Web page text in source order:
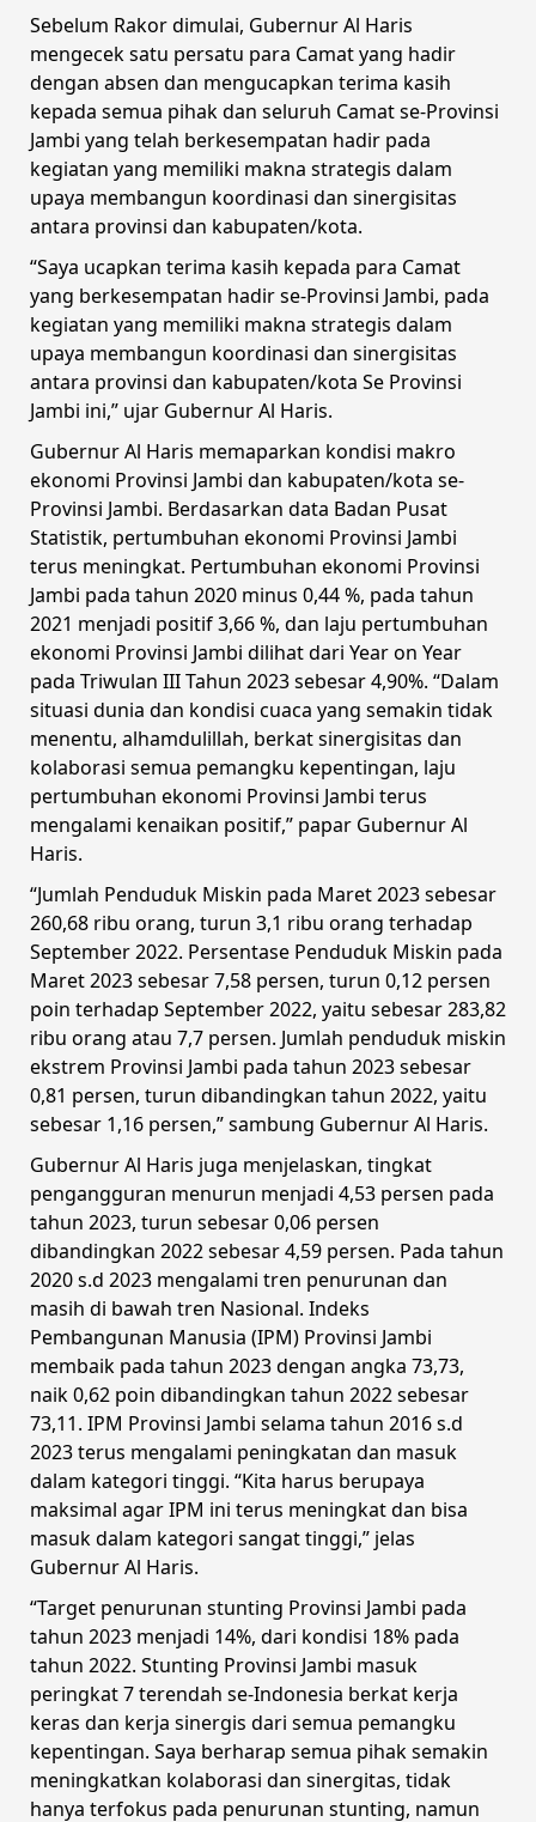
Sebelum Rakor dimulai, Gubernur Al Haris
mengecek satu persatu para Camat yang hadir
dengan absen dan mengucapkan terima kasih
kepada semua pihak dan seluruh Camat se-Provinsi
Jambi yang telah berkesempatan hadir pada
kegiatan yang memiliki makna strategis dalam
upaya membangun koordinasi dan sinergisitas
antara provinsi dan kabupaten/kota.
“Saya ucapkan terima kasih kepada para Camat
yang berkesempatan hadir se-Provinsi Jambi, pada
kegiatan yang memiliki makna strategis dalam
upaya membangun koordinasi dan sinergisitas
antara provinsi dan kabupaten/kota Se Provinsi
Jambi ini,” ujar Gubernur Al Haris.
Gubernur Al Haris memaparkan kondisi makro
ekonomi Provinsi Jambi dan kabupaten/kota se-
Provinsi Jambi. Berdasarkan data Badan Pusat
Statistik, pertumbuhan ekonomi Provinsi Jambi
terus meningkat. Pertumbuhan ekonomi Provinsi
Jambi pada tahun 2020 minus 0,44 %, pada tahun
2021 menjadi positif 3,66 %, dan laju pertumbuhan
ekonomi Provinsi Jambi dilihat dari Year on Year
pada Triwulan III Tahun 2023 sebesar 4,90%. “Dalam
situasi dunia dan kondisi cuaca yang semakin tidak
menentu, alhamdulillah, berkat sinergisitas dan
kolaborasi semua pemangku kepentingan, laju
pertumbuhan ekonomi Provinsi Jambi terus
mengalami kenaikan positif,” papar Gubernur Al
Haris.
“Jumlah Penduduk Miskin pada Maret 2023 sebesar
260,68 ribu orang, turun 3,1 ribu orang terhadap
September 2022. Persentase Penduduk Miskin pada
Maret 2023 sebesar 7,58 persen, turun 0,12 persen
poin terhadap September 2022, yaitu sebesar 283,82
ribu orang atau 7,7 persen. Jumlah penduduk miskin
ekstrem Provinsi Jambi pada tahun 2023 sebesar
0,81 persen, turun dibandingkan tahun 2022, yaitu
sebesar 1,16 persen,” sambung Gubernur Al Haris.
Gubernur Al Haris juga menjelaskan, tingkat
pengangguran menurun menjadi 4,53 persen pada
tahun 2023, turun sebesar 0,06 persen
dibandingkan 2022 sebesar 4,59 persen. Pada tahun
2020 s.d 2023 mengalami tren penurunan dan
masih di bawah tren Nasional. Indeks
Pembangunan Manusia (IPM) Provinsi Jambi
membaik pada tahun 2023 dengan angka 73,73,
naik 0,62 poin dibandingkan tahun 2022 sebesar
73,11. IPM Provinsi Jambi selama tahun 2016 s.d
2023 terus mengalami peningkatan dan masuk
dalam kategori tinggi. “Kita harus berupaya
maksimal agar IPM ini terus meningkat dan bisa
masuk dalam kategori sangat tinggi,” jelas
Gubernur Al Haris.
“Target penurunan stunting Provinsi Jambi pada
tahun 2023 menjadi 14%, dari kondisi 18% pada
tahun 2022. Stunting Provinsi Jambi masuk
peringkat 7 terendah se-Indonesia berkat kerja
keras dan kerja sinergis dari semua pemangku
kepentingan. Saya berharap semua pihak semakin
meningkatkan kolaborasi dan sinergitas, tidak
hanya terfokus pada penurunan stunting, namun